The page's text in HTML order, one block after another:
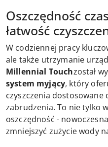
Oszczędność
łatwość
W codziennej pracy
ale także utrzymanie
Millennial Touchzostał
system myjący, który
czyszczenia
zabrudzenia. To nie tylko
oszczędność -
zmniejszyć zużycie wody